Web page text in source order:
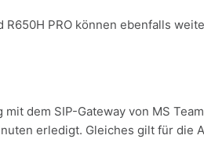
R650H PRO können ebenfalls
dem SIP-Gateway von MS
erledigt. Gleiches gilt für die